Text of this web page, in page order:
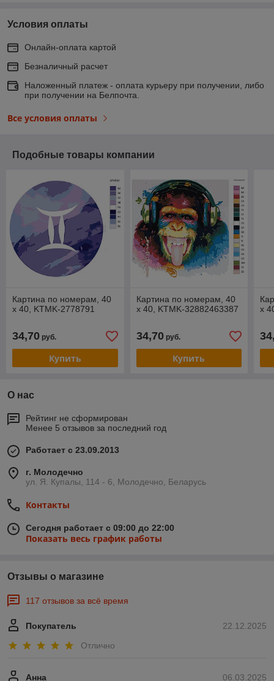
Условия оплаты
Онлайн-оплата картой
Безналичный расчет
Наложенный платеж - оплата курьеру при получении, либо
при получении на Белпочта.
Все условия оплаты
Подобные товары компании
Картина по номерам, 40
x 40, KTMK-2778791
34,70 руб.
Купить
Картина по номерам, 40
x 40, KTMK-32882463387
34,70руб.
Купить
x
О нас
Рейтинг не сформирован
Менее 5 отзывов за последний год
Работает с 23.09.2013
г. Молодечно
ул. Я. Купалы, 114 - 6, Молодечно, Беларусь
Контакты
Сегодня работает с 09:00 до 22:00
Показать весь график работы
Отзывы о магазине
117 отзывов за всё время
22.12.2025
Покупатель
Отлично
06.03.2025
Анна